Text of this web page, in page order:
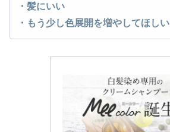
・髪にいい
・もう少し色展開を増やしてほしい